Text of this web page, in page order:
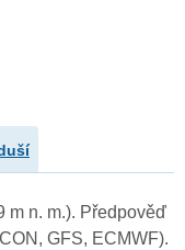
m n. m.). Předpověď
GFS, ECMWF).